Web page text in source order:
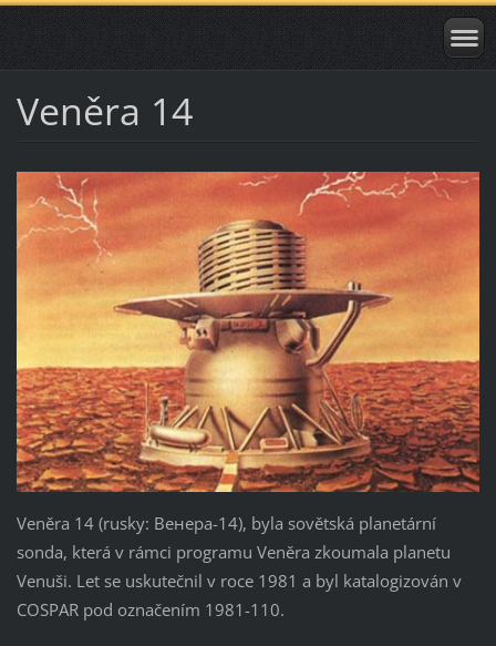
Veněra 14
Veněra 14 (rusky: Венера-14), byla sovětská planetární
sonda, která v rámci programu Veněra zkoumala planetu
Venuši. Let se uskutečnil v roce 1981 a byl katalogizován v
COSPAR pod označením 1981-110.